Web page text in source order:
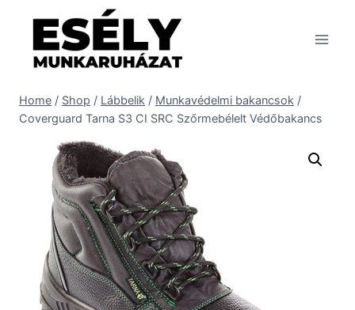
content
Home / Shop / Lábbelik / Munkavédelmi bakancsok /
Coverguard Tarna S3 CI SRC Szőrmebélelt Védőbakancs